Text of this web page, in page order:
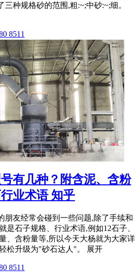
三种规格砂的范围,粗:~;中砂:~;细。
8511
有几种？附含泥、含粉
业术语 知乎
朋友经常会碰到一些问题,除了手续和
是石子规格、行业术语,例如12石子、
、含粉量等,所以今天大杨就为大家详
松升级为"砂石达人"。 展开
8511